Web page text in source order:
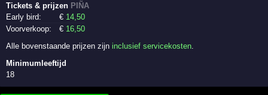
Tickets & prijzen PIÑA
Early bird:
€ 14 ,50
Voorverkoop:
€ 16 ,50
Alle bovenstaande prijzen zijninclusief servicekosten.
Minimumleeftijd
18